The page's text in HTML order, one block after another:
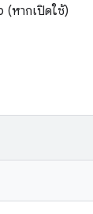
(หากเปิดใช้)